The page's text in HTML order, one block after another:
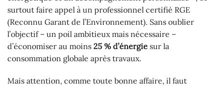
surtout faire appel à un professionnel certifié RGE
(Reconnu Garant de l’Environnement). Sans oublier
l’objectif – un poil ambitieux mais nécessaire –
d’économiser au moins 25 % d’énergie sur la
consommation globale après travaux.
Mais attention, comme toute bonne affaire, il faut